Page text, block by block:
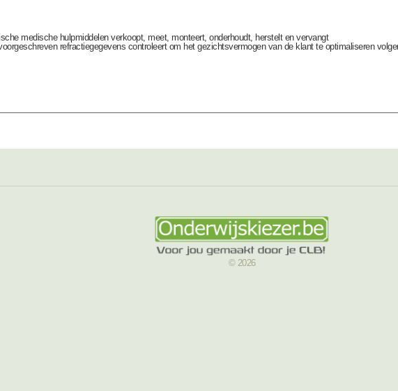
medische hulpmiddelen verkoopt, meet, monteert, onderhoudt, herstelt en vervangt
refractiegegevens controleert om het gezichtsvermogen van de klant te optimaliseren
© 2026